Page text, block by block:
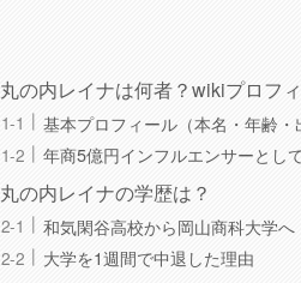
丸の内レイナは何者？wikiプロフ
基本プロフィール（本名・年齢・
年商5億円インフルエンサーとし
丸の内レイナの学歴は？
和気閑谷高校から岡山商科大学へ
大学を1週間で中退した理由